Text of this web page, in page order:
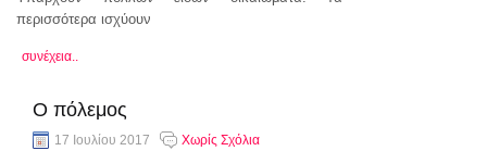
περισσότερα ισχύουν
συνέχεια..
Ο πόλεμος
17 Ιουλίου 2017 Χωρίς Σχόλια